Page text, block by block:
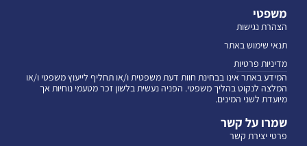
משפטי
הצהרת נגישות
תנאי שימוש באתר
מדיניות פרטיות
המידע באתר אינו בבחינת חוות דעת משפטית ו/או תחליף לייעוץ משפטי ו/או
המלצה לנקוט בהליך משפטי. הפניה נעשית בלשון זכר מטעמי נוחיות אך
מיועדת לשני המינים.
שמרו על קשר
פרטי יצירת קשר